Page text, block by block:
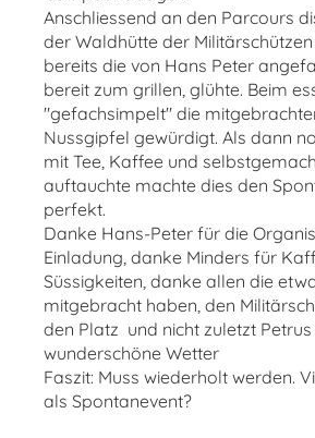
Anschliessend an den Parcours
der Waldhütte der Militärschützen
bereits die von Hans Peter
bereit zum grillen, glühte. Beim
"gefachsimpelt" die
Nussgipfel gewürdigt. Als dann
mit Tee, Kaffee und
auftauchte machte dies den
perfekt.
Danke Hans-Peter für die
Einladung, danke Minders für
Süssigkeiten, danke allen die
mitgebracht haben, den
den Platz und nicht zuletzt
wunderschöne Wetter
Faszit: Muss wiederholt werden.
als Spontanevent?